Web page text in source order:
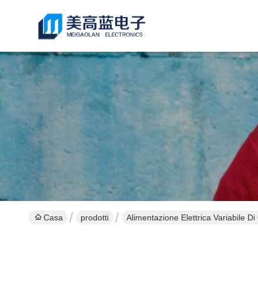
Casa prodotti Alimentazione Elettrica Variabile Di